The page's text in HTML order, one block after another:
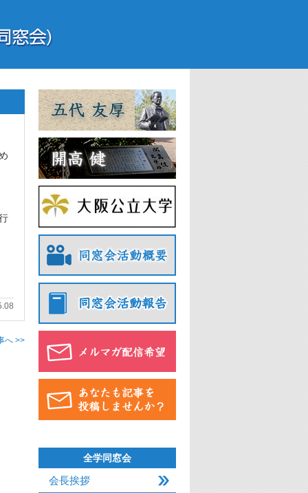
へ >>
全学同窓会
会長挨拶